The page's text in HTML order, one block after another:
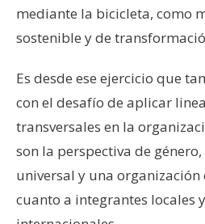
mediante la bicicleta, como
sostenible y de
Es desde ese ejercicio que
con el desafío de aplicar
transversales en la
son la perspectiva de
universal y una organización
cuanto a integrantes locales